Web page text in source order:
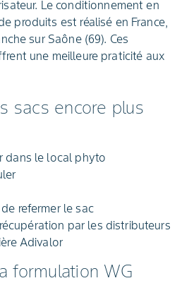
Le conditionnement en
produits est réalisé en France,
sur Saône (69). Ces
une meilleure praticité aux
sacs encore plus
dans le local phyto
refermer le sac
par les distributeurs
Adivalor
formulation WG